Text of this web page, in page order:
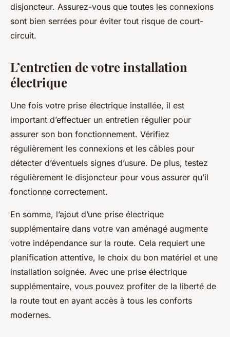
disjoncteur. Assurez-vous que toutes les connexions
sont bien serrées pour éviter tout risque de court-
circuit.
L’entretien de votre installation
électrique
Une fois votre prise électrique installée, il est
important d’effectuer un entretien régulier pour
assurer son bon fonctionnement. Vérifiez
régulièrement les connexions et les câbles pour
détecter d’éventuels signes d’usure. De plus, testez
régulièrement le disjoncteur pour vous assurer qu’il
fonctionne correctement.
En somme, l’ajout d’une prise électrique
supplémentaire dans votre van aménagé augmente
votre indépendance sur la route. Cela requiert une
planification attentive, le choix du bon matériel et une
installation soignée. Avec une prise électrique
supplémentaire, vous pouvez profiter de la liberté de
la route tout en ayant accès à tous les conforts
modernes.